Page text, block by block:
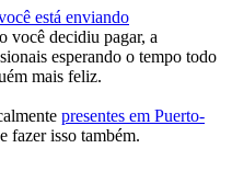
está enviando
você decidiu pagar, a
esperando o tempo todo
mais feliz.
presentes em Puerto-
fazer isso também.